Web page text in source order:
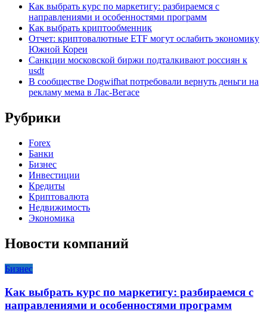
Как выбрать курс по маркетигу: разбираемся с
направлениями и особенностями программ
Как выбрать криптообменник
Отчет: криптовалютные ETF могут ослабить экономику
Южной Кореи
Санкции московской биржи подталкивают россиян к
usdt
В сообществе Dogwifhat потребовали вернуть деньги на
рекламу мема в Лас-Вегасе
Рубрики
Forex
Банки
Бизнес
Инвестиции
Кредиты
Криптовалюта
Недвижимость
Экономика
Новости компаний
Бизнес
Как выбрать курс по маркетигу: разбираемся с
направлениями и особенностями программ